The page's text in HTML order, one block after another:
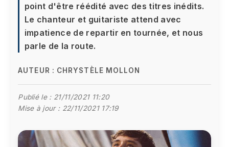
point d'être réédité avec des titres inédits.
Le chanteur et guitariste attend avec
impatience de repartir en tournée, et nous
parle de la route.
AUTEUR : CHRYSTÈLE MOLLON
Publié le : 21/11/2021 11:20
Mise à jour : 22/11/2021 17:19